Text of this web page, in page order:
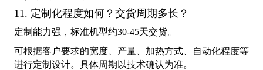
11. 定制化程度如何？交货周期多长？
定制能力强，标准机型约30-45天交货。
可根据客户要求的宽度、产量、加热方式、自动化程度等
进行定制设计。具体周期以技术确认为准。